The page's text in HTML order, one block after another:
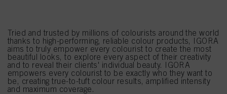
Tried and trusted by millions of colourists around the world
thanks to high-performing, reliable colour products, IGORA
aims to truly empower every colourist to create the most
beautiful looks, to explore every aspect of their creativity
and to reveal their clients' individual beauty. IGORA
empowers every colourist to be exactly who they want to
be, creating true-to-tuft colour results, amplified intensity
and maximum coverage.